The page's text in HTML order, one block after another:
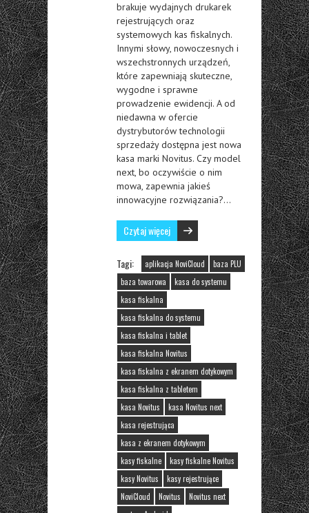
brakuje wydajnych drukarek
rejestrujących oraz
systemowych kas fiskalnych.
Innymi słowy, nowoczesnych i
wszechstronnych urządzeń,
które zapewniają skuteczne,
wygodne i sprawne
prowadzenie ewidencji. A od
niedawna w ofercie
dystrybutorów technologii
sprzedaży dostępna jest nowa
kasa marki Novitus. Czy model
next, bo oczywiście o nim
mowa, zapewnia jakieś
innowacyjne rozwiązania?…
Czytaj więcej
Tagi: aplikacja NoviCloud
baza PLU
baza towarowa
kasa do systemu
kasa fiskalna
kasa fiskalna do systemu
kasa fiskalna i tablet
kasa fiskalna Novitus
kasa fiskalna z ekranem dotykowym
kasa fiskalna z tabletem
kasa Novitus
kasa Novitus next
kasa rejestrująca
kasa z ekranem dotykowym
kasy fiskalne
kasy fiskalne Novitus
kasy Novitus
kasy rejestrujące
NoviCloud
Novitus
Novitus next